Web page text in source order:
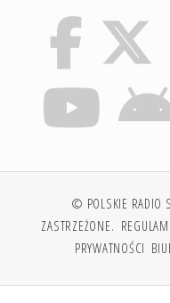
© POLSKIE RADIO
ZASTRZEŻONE.
PRYWATNOŚCI